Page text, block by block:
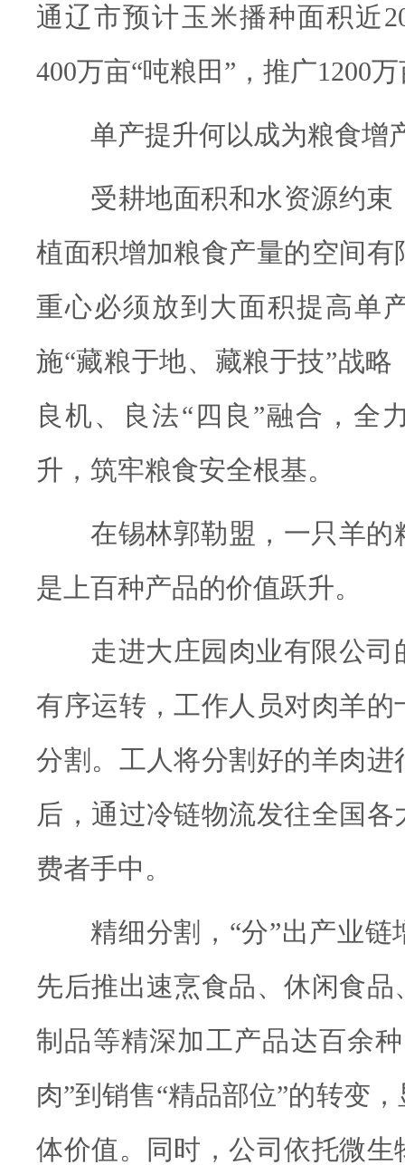
通辽市预计玉米播种面积近
400万亩“吨粮田”，推广1200
单产提升何以成为粮食增
受耕地面积和水资源约
植面积增加粮食产量的空间
重心必须放到大面积提高单
施“藏粮于地、藏粮于技”战
良机、良法“四良”融合，全
升，筑牢粮食安全根基。
在锡林郭勒盟，一只羊的
是上百种产品的价值跃升。
走进大庄园肉业有限公
有序运转，工作人员对肉羊
分割。工人将分割好的羊肉
后，通过冷链物流发往全国
费者手中。
精细分割，“分”出产业
先后推出速烹食品、休闲食
制品等精深加工产品达百余
肉”到销售“精品部位”的转变
体价值。同时，公司依托微